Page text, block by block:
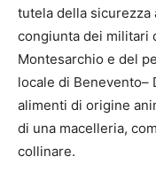
tutela della sicurezza
congiunta dei militari
Montesarchio e del
locale di
alimenti di origine
di una macelleria,
collinare.